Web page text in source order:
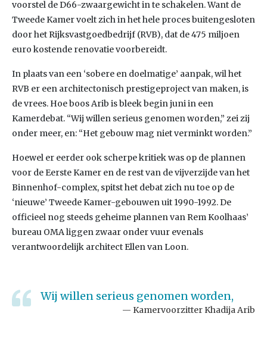
voorstel de D66-zwaargewicht in te schakelen. Want de
Tweede Kamer voelt zich in het hele proces buitengesloten
door het Rijksvastgoedbedrijf (RVB), dat de 475 miljoen
euro kostende renovatie voorbereidt.
In plaats van een ‘sobere en doelmatige’ aanpak, wil het
RVB er een architectonisch prestigeproject van maken, is
de vrees. Hoe boos Arib is bleek begin juni in een
Kamerdebat. “Wij willen serieus genomen worden,” zei zij
onder meer, en: “Het gebouw mag niet verminkt worden.”
Hoewel er eerder ook scherpe kritiek was op de plannen
voor de Eerste Kamer en de rest van de vijverzijde van het
Binnenhof-complex, spitst het debat zich nu toe op de
‘nieuwe’ Tweede Kamer-gebouwen uit 1990-1992. De
officieel nog steeds geheime plannen van Rem Koolhaas’
bureau OMA liggen zwaar onder vuur evenals
verantwoordelijk architect Ellen van Loon.
Wij willen serieus genomen worden,
Kamervoorzitter Khadija Arib